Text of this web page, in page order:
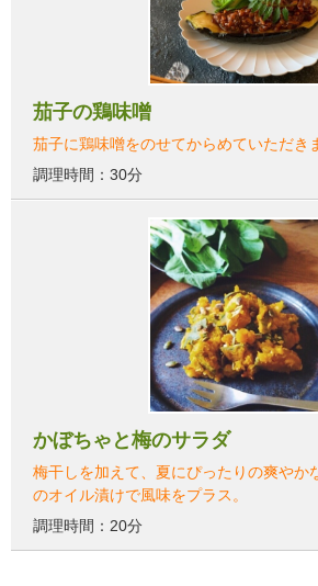
茄子の鶏味噌
茄子に鶏味噌をのせてからめていただき
調理時間：30分
かぼちゃと梅のサラダ
梅干しを加えて、夏にぴったりの爽やか
のオイル漬けで風味をプラス。
調理時間：20分